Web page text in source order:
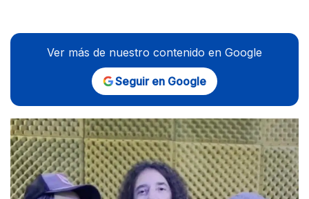
Ver más de nuestro contenido en Google
Seguir en Google